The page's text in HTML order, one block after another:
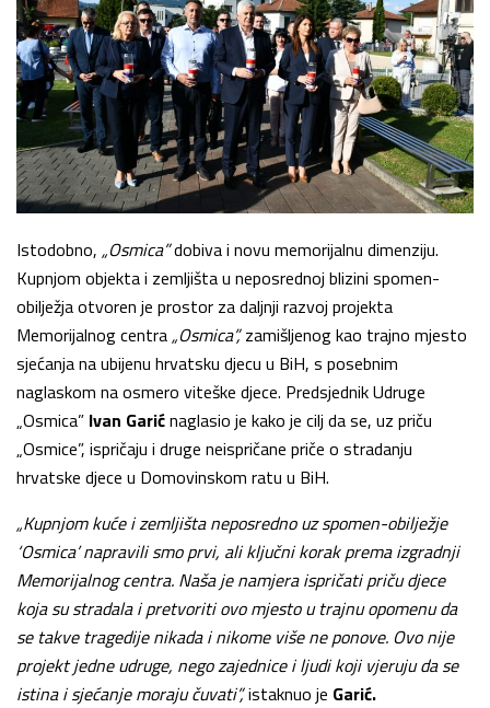
Istodobno, „Osmica”dobiva i novu memorijalnu dimenziju.
Kupnjom objekta i zemljišta u neposrednoj blizini spomen-
obilježja otvoren je prostor za daljnji razvoj projekta
Memorijalnog centra„Osmica”,zamišljenog kao trajno mjesto
sjećanja na ubijenu hrvatsku djecu u BiH, s posebnim
naglaskom na osmero viteške djece. Predsjednik Udruge
„Osmica” Ivan Garićnaglasio je kako je cilj da se, uz priču
„Osmice”, ispričaju i druge neispričane priče o stradanju
hrvatske djece u Domovinskom ratu u BiH.
„Kupnjom kuće i zemljišta neposredno uz spomen-obilježje
‘Osmica’ napravili smo prvi, ali ključni korak prema izgradnji
Memorijalnog centra. Naša je namjera ispričati priču djece
koja su stradala i pretvoriti ovo mjesto u trajnu opomenu da
se takve tragedije nikada i nikome više ne ponove. Ovo nije
projekt jedne udruge, nego zajednice i ljudi koji vjeruju da se
istina i sjećanje moraju čuvati”,istaknuo je Garić.